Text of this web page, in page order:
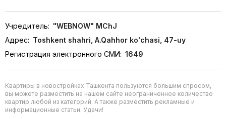
Учредитель: "WEBNOW" MChJ
Адрес: Toshkent shahri, A.Qahhor ko'chasi, 47-uy
Регистрация электронного СМИ: 1649
Квартиры в новостройках Ташкента пользуются большим спросом,
вы можете разместить на нашем сайте неограниченное количество
квартир любой из категорий. А также разместить рекламные и
информационные статьи. Удачи!